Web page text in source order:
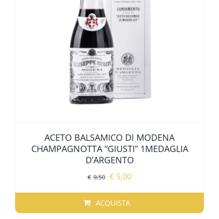
ALTRE SPECIALITÀ
SPECIALITÀ REGIONALI
ACETO BALSAMICO DI MODENA
CHAMPAGNOTTA “GIUSTI” 1MEDAGLIA
D’ARGENTO
€ 9,50 Il
originale
era:
€ 5,00Il
è:
ACQUISTA